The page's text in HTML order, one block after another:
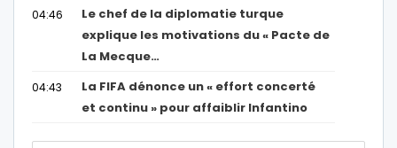
04:46
Le chef de la diplomatie turque
explique les motivations du « Pacte de
La Mecque…
04:43
La FIFA dénonce un « effort concerté
et continu » pour affaiblir Infantino